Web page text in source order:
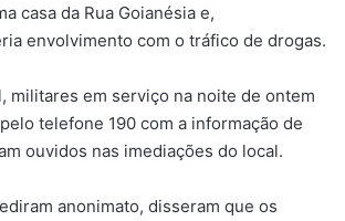
casa da Rua Goianésia e,
envolvimento com o tráfico de drogas.
militares em serviço na noite de ontem
telefone 190 com a informação de
ouvidos nas imediações do local.
anonimato, disseram que os